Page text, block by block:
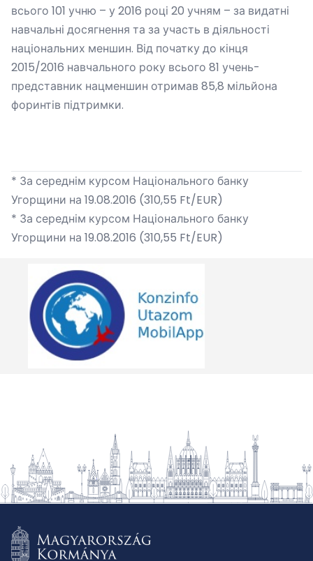
всього 101 учню – у 2016 році 20 учням – за видатні
навчальні досягнення та за участь в діяльності
національних меншин. Від початку до кінця
2015/2016 навчального року всього 81 учень-
представник нацменшин отримав 85,8 мільйона
форинтів підтримки.
* За середнім курсом Національного банку
Угорщини на 19.08.2016 (310,55 Ft/EUR)
* За середнім курсом Національного банку
Угорщини на 19.08.2016 (310,55 Ft/EUR)